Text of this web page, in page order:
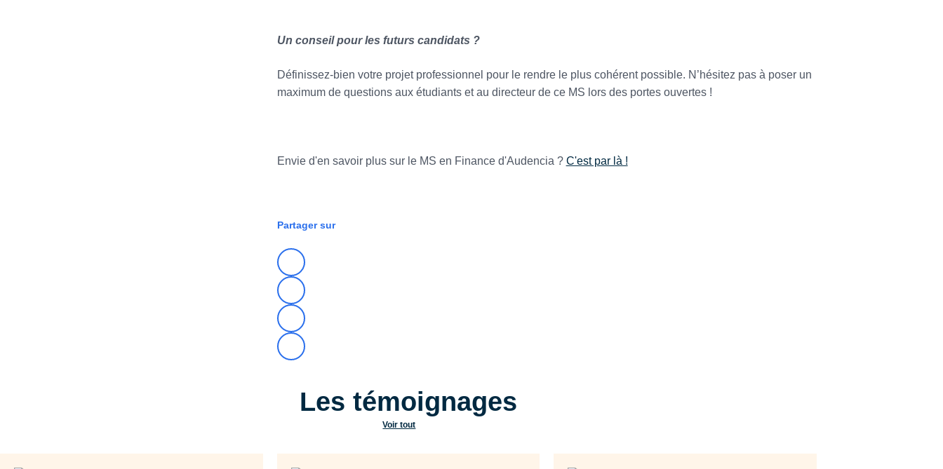
Un conseil pour les futurs candidats ?
Définissez-bien votre projet professionnel pour le rendre le plus cohérent possible. N’hésitez pas à poser un
maximum de questions aux étudiants et au directeur de ce MS lors des portes ouvertes !
Envie d'en savoir plus sur le MS en Finance d'Audencia ? C'est par là !
Partager sur
Les témoignages
Voir tout